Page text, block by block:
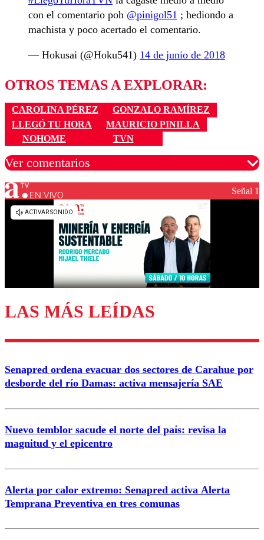
con el comentario poh @pinigol51 ; hediondo a
machista y poco acertado el comentario.
— Hokusai (@Hoku541) 14 de junio de 2018
OTROS TEMAS A EXPLORAR:
CAROLINA PÉREZ
GONZALO RAMÍREZ
LLEGÓ TU HORA
MAURICIO PINILLA
NOHOME
TVN
Ver comentarios
Los comentarios son moderados para garantizar un
Enviar comentario
EN VIVO Señal 1
LAS MÁS LEÍDAS
Senapred ordena evacuar dos sectores de Carahue por
desborde del río Damas: activa mensajería SAE
Nuevo temblor sacude el norte del país: revisa la
magnitud y el epicentro
Alerta por calor extremo: Senapred activa Alerta
Temprana Preventiva en tres comunas